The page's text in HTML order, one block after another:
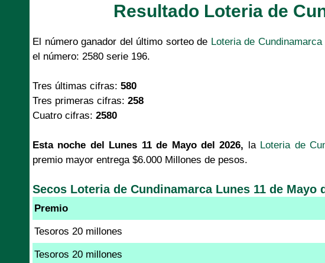
Resultado Loteria de
El número ganador del último sorteo de Loteria de Cundinamarca
el número: 2580 serie 196.
Tres últimas cifras: 580
Tres primeras cifras: 258
Cuatro cifras: 2580
Esta noche del Lunes 11 de Mayo del 2026, la Loteria de
premio mayor entrega $6.000 Millones de pesos.
Secos Loteria de Cundinamarca Lunes 11 de Mayo
Premio
Tesoros 20 millones
Tesoros 20 millones